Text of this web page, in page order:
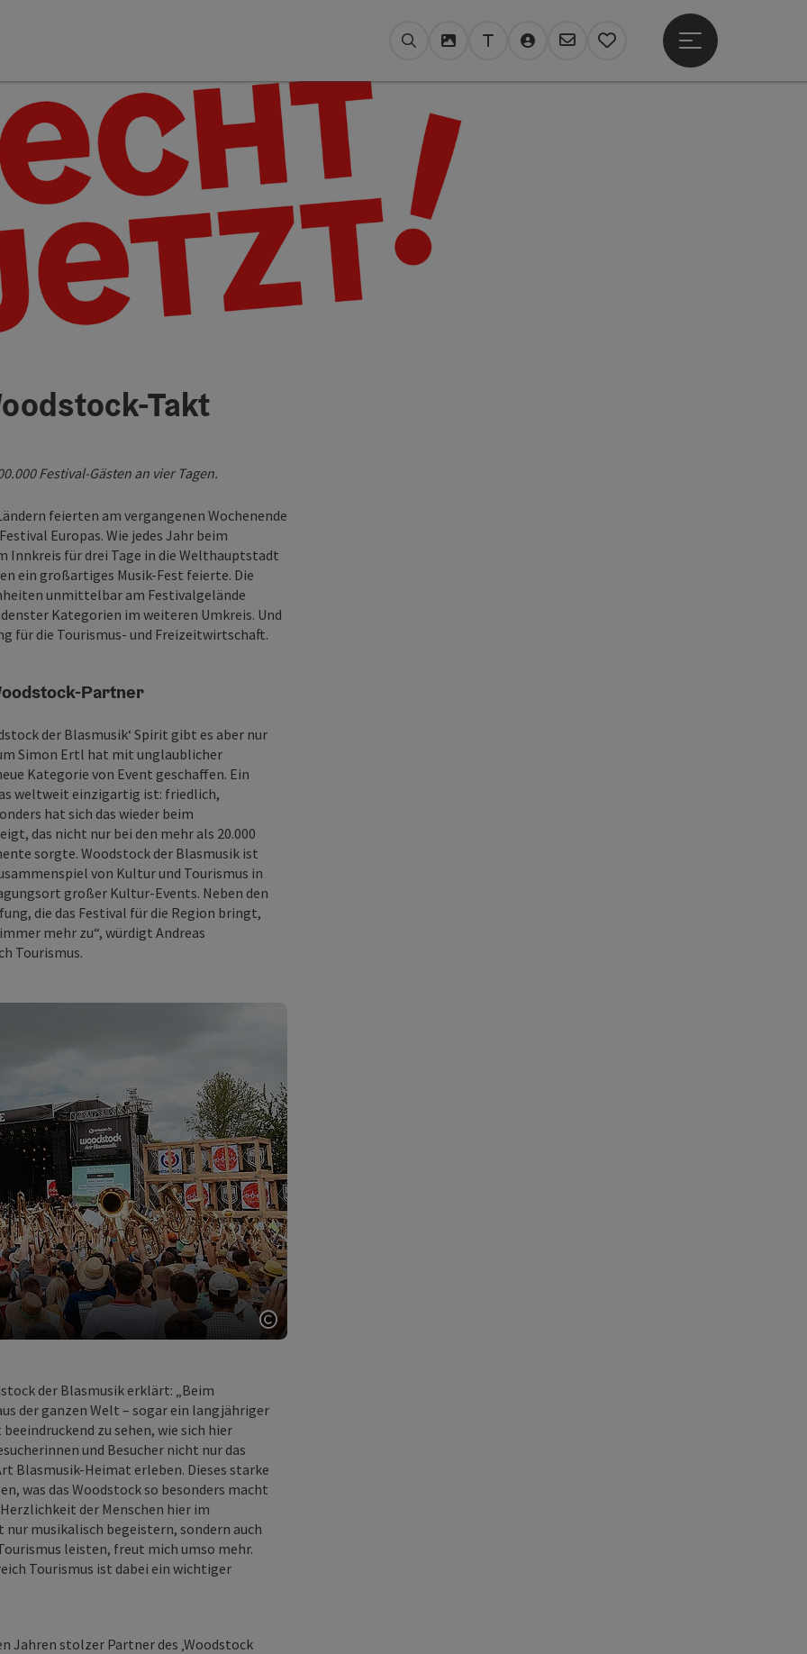
SuchenMediendatenbank
Tourdata Login
Login TV Register
Newsletter
Merkzettel
Hauptmenü öffnen
Takt
Festival-Gästen an vier Tagen.
feierten am vergangenen Wochenende
Europas. Wie jedes Jahr beim
Innkreis für drei Tage in die Welthauptstadt
ein großartiges Musik-Fest feierte. Die
unmittelbar am Festivalgelände
Kategorien im weiteren Umkreis. Und
für die Tourismus- und Freizeitwirtschaft.
Partner
der Blasmusik‘ Spirit gibt es aber nur
Simon Ertl hat mit unglaublicher
Kategorie von Event geschaffen. Ein
weltweit einzigartig ist: friedlich,
hat sich das wieder beim
das nicht nur bei den mehr als 20.000
sorgte. Woodstock der Blasmusik ist
von Kultur und Tourismus in
großer Kultur-Events. Neben den
die das Festival für die Region bringt,
mehr zu“, würdigt Andreas
Tourismus.
Copyright öffnen
der Blasmusik erklärt: „Beim
der ganzen Welt – sogar ein langjähriger
zu sehen, wie sich hier
und Besucher nicht nur das
Blasmusik-Heimat erleben. Dieses starke
was das Woodstock so besonders macht
der Menschen hier im
musikalisch begeistern, sondern auch
leisten, freut mich umso mehr.
Tourismus ist dabei ein wichtiger
Jahren stolzer Partner des ‚Woodstock